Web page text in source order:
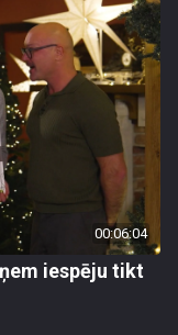
00:06:04
iespēju tikt